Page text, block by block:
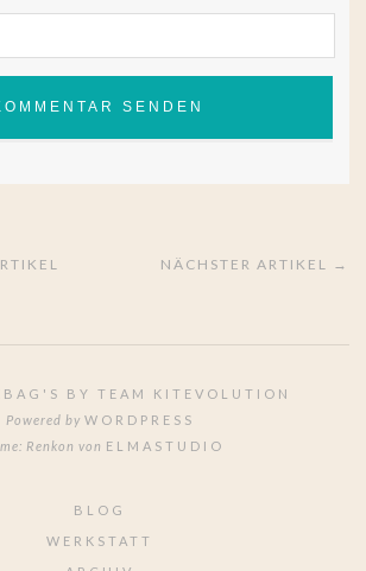
NÄCHSTER ARTIKEL →
BY TEAM KITEVOLUTION
Powered by WORDPRESS
Renkon von ELMASTUDIO
BLOG
WERKSTATT